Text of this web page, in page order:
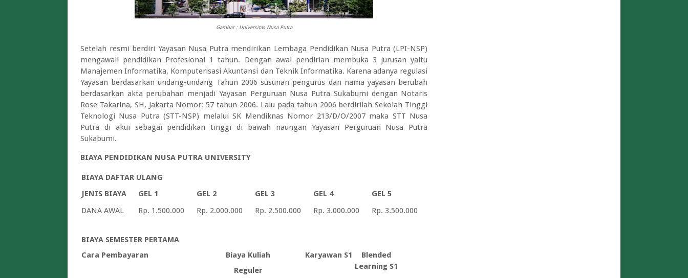
Gambar : Universitas Nusa Putra
Setelah resmi berdiri Yayasan Nusa Putra mendirikan Lembaga Pendidikan Nusa Putra (LPI-NSP)
mengawali pendidikan Profesional 1 tahun. Dengan awal pendirian membuka 3 jurusan yaitu
Manajemen Informatika, Komputerisasi Akuntansi dan Teknik Informatika. Karena adanya regulasi
Yayasan berdasarkan undang-undang Tahun 2006 susunan pengurus dan nama yayasan berubah
berdasarkan akta perubahan menjadi Yayasan Perguruan Nusa Putra Sukabumi dengan Notaris
Rose Takarina, SH, Jakarta Nomor: 57 tahun 2006. Lalu pada tahun 2006 berdirilah Sekolah Tinggi
Teknologi Nusa Putra (STT-NSP) melalui SK Mendiknas Nomor 213/D/O/2007 maka STT Nusa
Putra di akui sebagai pendidikan tinggi di bawah naungan Yayasan Perguruan Nusa Putra
Sukabumi.
BIAYA PENDIDIKAN NUSA PUTRA UNIVERSITY
BIAYA DAFTAR ULANG
JENIS BIAYA
GEL 1 GEL 2 GEL 3 GEL 4
GEL 5
DANA AWAL
Rp. 1.500.000 Rp. 2.000.000 Rp. 2.500.000 Rp. 3.000.000 Rp. 3.500.000
BIAYA SEMESTER PERTAMA
Cara Pembayaran
Biaya Kuliah Karyawan S1
Blended
Learning S1
Reguler